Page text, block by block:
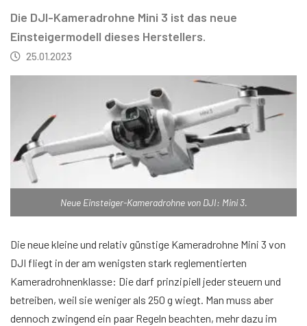
Die DJI-Kameradrohne Mini 3 ist das neue
Einsteigermodell dieses Herstellers.
25.01.2023
Neue Einsteiger-Kameradrohne von DJI: Mini 3.
Die neue kleine und relativ günstige Kameradrohne Mini 3 von
DJI fliegt in der am wenigsten stark reglementierten
Kameradrohnenklasse: Die darf prinzipiell jeder steuern und
betreiben, weil sie weniger als 250 g wiegt. Man muss aber
dennoch zwingend ein paar Regeln beachten, mehr dazu im